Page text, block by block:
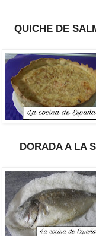
QUICHE DE
DORADA A LA